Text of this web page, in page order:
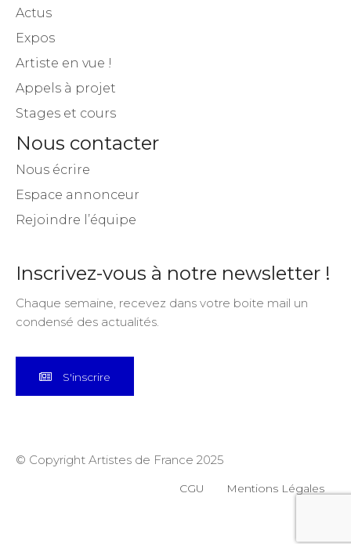
Actus
Expos
Artiste en vue !
Appels à projet
Stages et cours
Nous contacter
Nous écrire
Espace annonceur
Rejoindre l’équipe
Inscrivez-vous à notre newsletter !
Chaque semaine, recevez dans votre boite mail un
condensé des actualités.
S'inscrire
© Copyright Artistes de France 2025
CGU Mentions Légales